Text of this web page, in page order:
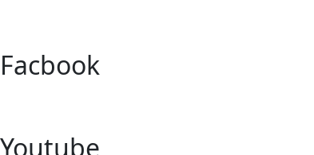
Facbook
Youtube